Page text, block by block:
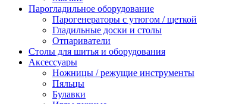
Парогладильное оборудование
Парогенераторы с утюгом / щеткой
Гладильные доски и столы
Отпариватели
Столы для шитья и оборудования
Аксессуары
Ножницы / режущие инструменты
Пяльцы
Булавки